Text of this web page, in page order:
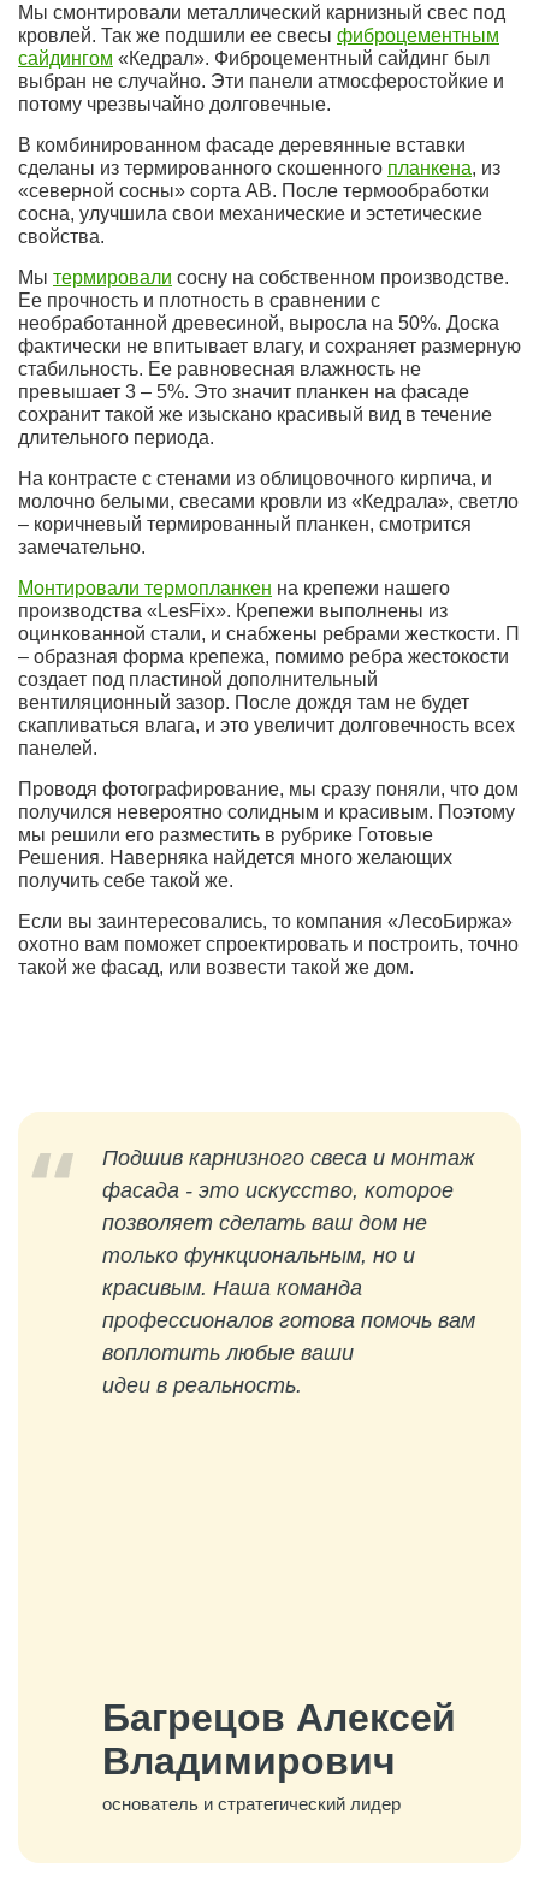
Мы смонтировали металлический карнизный свес под
кровлей. Так же подшили ее свесы фиброцементным
сайдингом «Кедрал». Фиброцементный сайдинг был
выбран не случайно. Эти панели атмосферостойкие и
потому чрезвычайно долговечные.
В комбинированном фасаде деревянные вставки
сделаны из термированного скошенного планкена, из
«северной сосны» сорта АВ. После термообработки
сосна, улучшила свои механические и эстетические
свойства.
Мы термировали сосну на собственном производстве.
Ее прочность и плотность в сравнении с
необработанной древесиной, выросла на 50%. Доска
фактически не впитывает влагу, и сохраняет размерную
стабильность. Ее равновесная влажность не
превышает 3 – 5%. Это значит планкен на фасаде
сохранит такой же изыскано красивый вид в течение
длительного периода.
На контрасте с стенами из облицовочного кирпича, и
молочно белыми, свесами кровли из «Кедрала», светло
– коричневый термированный планкен, смотрится
замечательно.
Монтировали термопланкен на крепежи нашего
производства «LesFix». Крепежи выполнены из
оцинкованной стали, и снабжены ребрами жесткости. П
– образная форма крепежа, помимо ребра жестокости
создает под пластиной дополнительный
вентиляционный зазор. После дождя там не будет
скапливаться влага, и это увеличит долговечность всех
панелей.
Проводя фотографирование, мы сразу поняли, что дом
получился невероятно солидным и красивым. Поэтому
мы решили его разместить в рубрике Готовые
Решения. Наверняка найдется много желающих
получить себе такой же.
Если вы заинтересовались, то компания «ЛесоБиржа»
охотно вам поможет спроектировать и построить, точно
такой же фасад, или возвести такой же дом.
Подшив карнизного свеса и монтаж
фасада - это искусство, которое
позволяет сделать ваш дом не
только функциональным, но и
красивым. Наша команда
профессионалов готова помочь вам
воплотить любые ваши
идеи в реальность.
Багрецов Алексей
Владимирович
основатель и стратегический лидер